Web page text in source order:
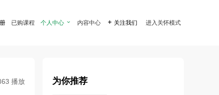
已购课程 个人中心  内容中心  关注我们 进入关怀模式
播放 为你推荐